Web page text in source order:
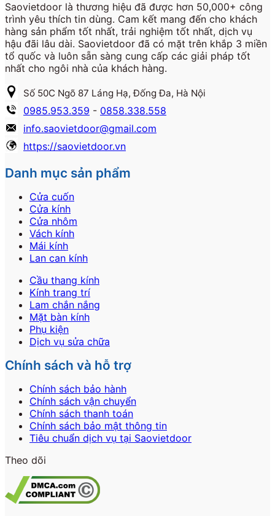
Saovietdoor là thương hiệu đã được hơn 50,000+ công
trình yêu thích tin dùng. Cam kết mang đến cho khách
hàng sản phẩm tốt nhất, trải nghiệm tốt nhất, dịch vụ
hậu đãi lâu dài. Saovietdoor đã có mặt trên khắp 3 miền
tổ quốc và luôn sẵn sàng cung cấp các giải pháp tốt
nhất cho ngôi nhà của khách hàng.
Số 50C Ngõ 87 Láng Hạ, Đống Đa, Hà Nội
0985.953.359 - 0858.338.558
info.saovietdoor@gmail.com
https://saovietdoor.vn
Danh mục sản phẩm
Cửa cuốn
Cửa kính
Cửa nhôm
Vách kính
Mái kính
Lan can kính
Cầu thang kính
Kính trang trí
Lam chắn nắng
Mặt bàn kính
Phụ kiện
Dịch vụ sửa chữa
Chính sách và hỗ trợ
Chính sách bảo hành
Chính sách vận chuyển
Chính sách thanh toán
Chính sách bảo mật thông tin
Tiêu chuẩn dịch vụ tại Saovietdoor
Theo dõi